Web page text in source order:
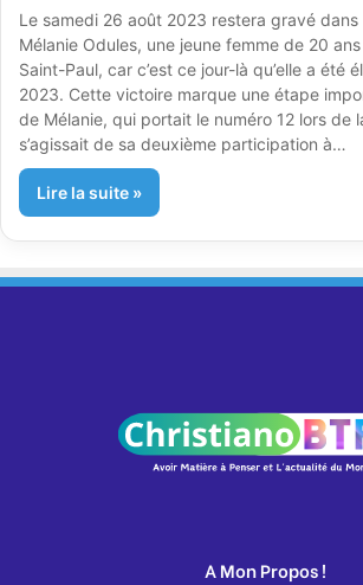
Le samedi 26 août 2023 restera gravé dans
Mélanie Odules, une jeune femme de 20
Saint-Paul, car c’est ce jour-là qu’elle a été
2023. Cette victoire marque une étape
de Mélanie, qui portait le numéro 12 lors de
s’agissait de sa deuxième participation à…
Lire la suite »
A Mon Propos !